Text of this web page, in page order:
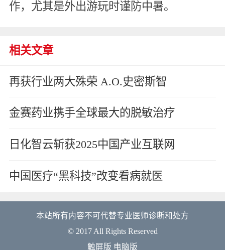
作，尤其是外出游玩时谨防中暑。
相关文章
再获行业两大殊荣 A.O.史密斯智
金赛药业携手全球最大的脱敏治疗
日化智云斩获2025中国产业互联网
中国医疗“黑科技”改变看病就医
本站所有内容不可代替专业医师诊断和处方
© 2017 All Rights Reserved
触屏版 电脑版